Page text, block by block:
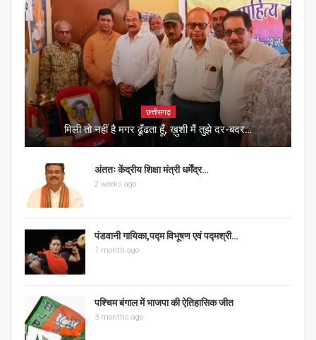
छत्तीसगढ़
मिली तो नहीं है मगर ढूँढता हूँ, ख़ुशी मैं तुझे दर-बदर…
अंततः केंद्रीय शिक्षा मंत्री धर्मेंद्र…
2 weeks ago
पंडवानी गायिका,पद्म विभूषण एवं पद्मश्री…
1 month ago
पश्चिम बंगाल में भाजपा की ऐतिहासिक जीत
3 months ago